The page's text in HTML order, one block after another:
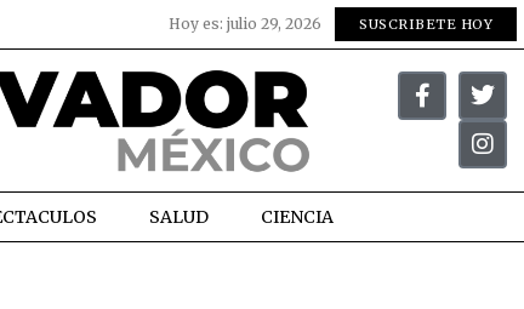
Hoy es: julio 29, 2026 SUSCRIBETE HOY
SALUD CIENCIA